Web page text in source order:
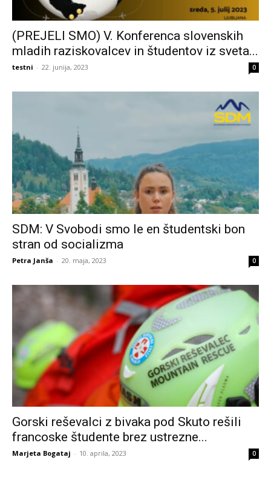
(PREJELI SMO) V. Konferenca slovenskih
mladih raziskovalcev in študentov iz sveta...
testni - 22. junija, 2023 0
SDM: V Svobodi smo le en študentski bon
stran od socializma
Petra Janša - 20. maja, 2023 0
Gorski reševalci z bivaka pod Skuto rešili
francoske študente brez ustrezne...
Marjeta Bogataj - 10. aprila, 2023 0